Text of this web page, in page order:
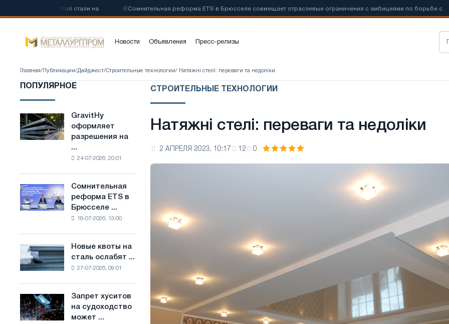
стали на 📰Сомнительная реформа ETS в Брюсселе совмещает отраслевые ограничения с амбициями по борьбе с 📰
Новости Объявления Пресс-релизы
Главная/ Публикации/Дайджест/Строительные технологии/ Натяжні стелі: переваги та недоліки
ПОПУЛЯРНОЕ
GravitHy
оформляет
разрешения
строительство
производству
низкоуглеродистой
основе
водорода
Франции
GravitHy
оформляет
разрешения на
...
24-07-2026, 20:01
Сомнительная
реформа
ETS
отраслевые
ограничения
амбициями
по
борьбе
с
Сомнительная
реформа ETS в
Брюсселе ...
18-07-2026, 13:00
Новые
квоты
на
конкуренцию
в
Новые квоты на
сталь ослабят ...
27-07-2026, 09:01
Запрет
хуситов
на
Запрет хуситов
на судоходство
может ...
СТРОИТЕЛЬНЫЕ ТЕХНОЛОГИИ
Натяжні стелі: переваги та недоліки
2 АПРЕЛЯ 2023, 10:17 12 0